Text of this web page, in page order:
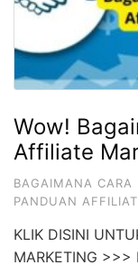
Wow!
Affiliate
BAGAIMANA CARA
PANDUAN
KLIK DISINI
MARKETING